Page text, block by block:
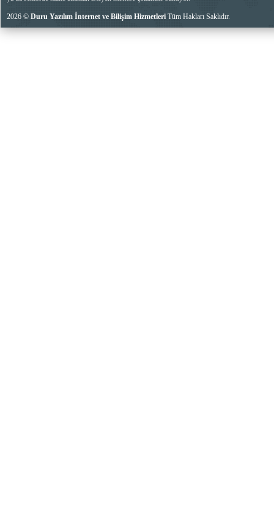
2026 © Duru Yazılım İnternet ve Bilişim Hizmetleri Tüm Hakları Saklıdır.